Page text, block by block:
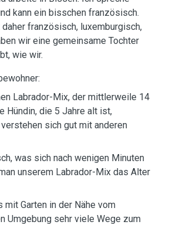
kann ein bisschen französisch.
französisch, luxemburgisch,
wir eine gemeinsame Tochter
wie wir.
Labrador-Mix, der mittlerweile 14
Hündin, die 5 Jahre alt ist,
sich gut mit anderen
unserem Labrador-Mix das Alter
Garten in der Nähe vom
Umgebung sehr viele Wege zum